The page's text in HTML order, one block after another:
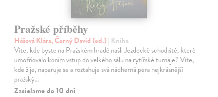
Pražské příběhy
Hášová Klára, Černý David (ed.)| Kniha
Víte, kde byste na Pražském hradě našli Jezdecké schodiště, které
umožňovalo koním vstup do velkého sálu na rytířské turnaje? Víte,
kde žije, naparuje se a roztahuje svá nádherná pera nejkrásnější
pražský…
Zasielame do 10 dní